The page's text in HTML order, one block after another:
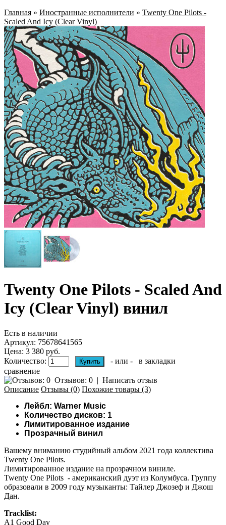
Главная » Иностранные исполнители » Twenty One Pilots -
Scaled And Icy (Clear Vinyl)
Twenty One Pilots - Scaled And
Icy (Clear Vinyl) винил
Есть в наличии
Артикул: 75678641565
Цена: 3 380 руб.
Количество:
- или -
в закладки
сравнение
Отзывов: 0 | Написать отзыв
Описание Отзывы (0) Похожие товары (3)
Лейбл: Warner Music
Количество дисков: 1
Лимитированное издание
Прозрачный винил
Вашему вниманию студийный альбом 2021 года коллектива
Twenty One Pilots.
Лимитированное издание на прозрачном виниле.
Twenty One Pilots - американский дуэт из Колумбуса. Группу
образовали в 2009 году музыканты: Тайлер Джозеф и Джош
Дан.
Tracklist:
A1 Good Day